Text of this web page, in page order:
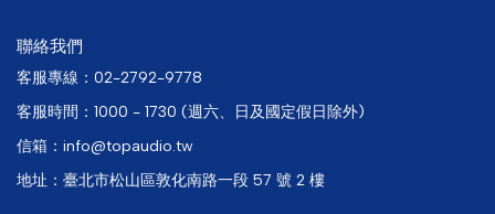
聯絡我們
客服專線：02-2792-9778
客服時間：1000 - 1730 (週六、日及國定假日除外)
信箱：info@topaudio.tw
地址：臺北市松山區敦化南路一段 57 號 2 樓